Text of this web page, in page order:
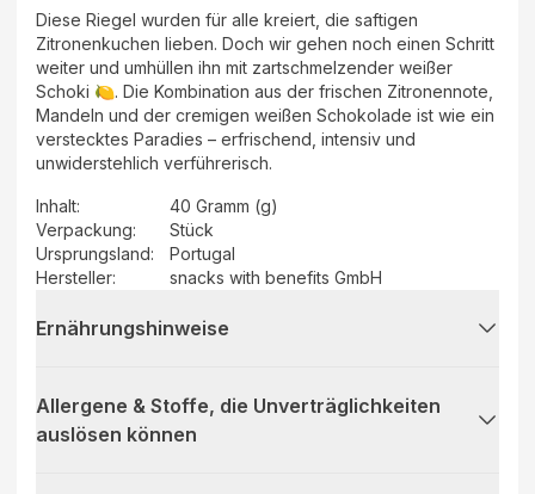
Diese Riegel wurden für alle kreiert, die saftigen
Zitronenkuchen lieben. Doch wir gehen noch einen Schritt
weiter und umhüllen ihn mit zartschmelzender weißer
Schoki 🍋. Die Kombination aus der frischen Zitronennote,
Mandeln und der cremigen weißen Schokolade ist wie ein
verstecktes Paradies – erfrischend, intensiv und
unwiderstehlich verführerisch.
Inhalt:
40 Gramm (g)
Verpackung:
Stück
Ursprungsland:
Portugal
Hersteller: snacks with benefits GmbH
Ernährungshinweise
Allergene & Stoffe, die Unverträglichkeiten
auslösen können